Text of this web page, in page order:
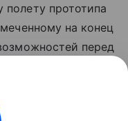
полету прототипа
на конец
перед
взрыва New